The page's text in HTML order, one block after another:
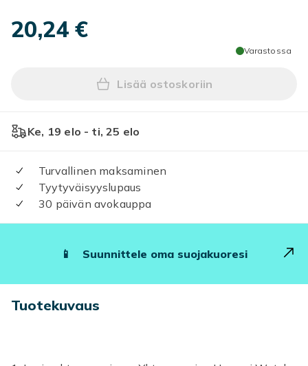
20,24 €
Varastossa
Lisää Latausjohto
Lisää ostoskoriin
Ke, 19 elo - ti, 25 elo
Turvallinen maksaminen
Tyytyväisyyslupaus
30 päivän avokauppa
📱 Suunnittele oma suojakuoresi
Tuotekuvaus